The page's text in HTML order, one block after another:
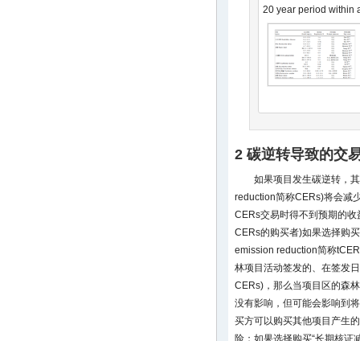
20 year period within
2 碳逆转导致的交
如果项目发生碳逆转，
reduction简称CERs)将会减
CERs交易时得不到预期的
CERs的购买者)如果选择购
emission reduction简称
林项目活动签发的、在签发
CERs)，那么当项目区的森
没有影响，但可能会影响到
买方可以购买其他项目产生
险；如果选择购买“长期核